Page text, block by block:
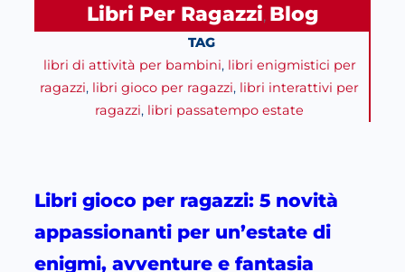
Libri Per Ragazzi, Blog
TAG
libri di attività per bambini, libri enigmistici per
ragazzi, libri gioco per ragazzi, libri interattivi per
ragazzi, libri passatempo estate
Libri gioco per ragazzi: 5 novità
appassionanti per un’estate di
enigmi, avventure e fantasia